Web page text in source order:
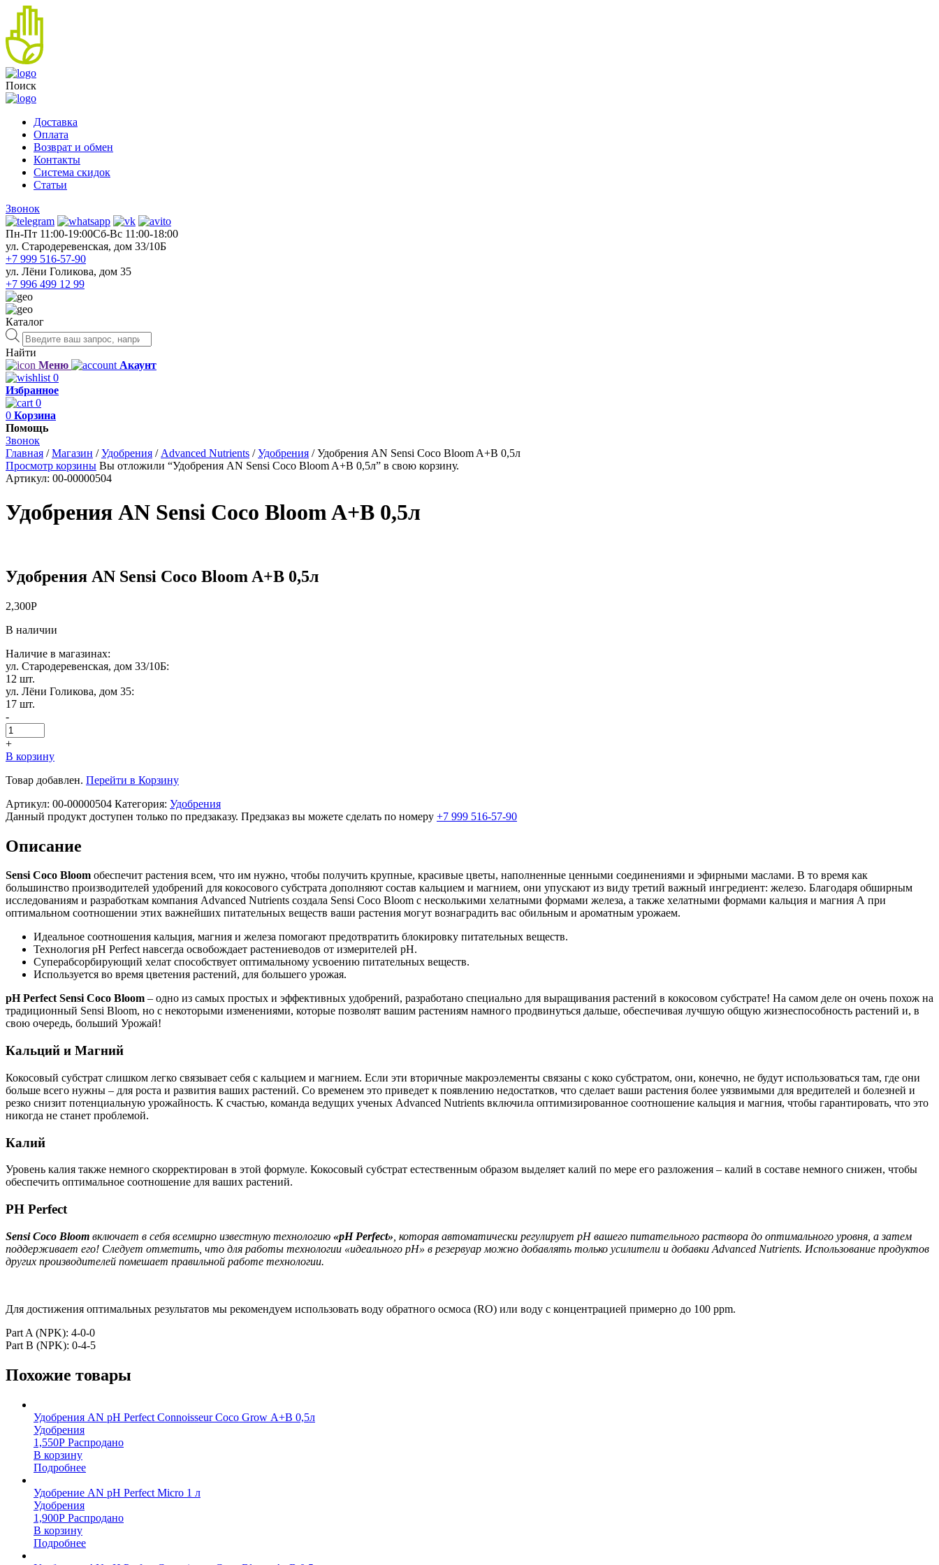
Поиск
Доставка
Оплата
Возврат и обмен
Контакты
Система скидок
Статьи
Звонок
Пн-Пт 11:00-19:00Cб-Вс 11:00-18:00
ул. Стародеревенская, дом 33/10Б
+7 999 516-57-90
ул. Лёни Голикова, дом 35
+7 996 499 12 99
Каталог
Поиск
товаров
Найти
Меню
Акаунт
0
Избранное
0
0 Корзина
Помощь
Звонок
Главная /Магазин /Удобрения / Advanced Nutrients /Удобрения /Удобрения AN Sensi Coco Bloom A+B 0,5л
Просмотр корзины Вы отложили “Удобрения AN Sensi Coco Bloom A+B 0,5л” в свою корзину.
Артикул: 00-00000504
Удобрения AN Sensi Coco Bloom A+B 0,5л
Удобрения AN Sensi Coco Bloom A+B 0,5л
2,300Р
В наличии
Наличие в магазинах:
ул. Стародеревенская, дом 33/10Б:
12 шт.
ул. Лёни Голикова, дом 35:
17 шт.
-
+
В корзину
Товар добавлен. Перейти в Корзину
Артикул: 00-00000504 Категория: Удобрения
Данный продукт доступен только по предзаказу. Предзаказ вы можете сделать по номеру +7 999 516-57-90
Описание
Sensi Coco Bloom обеспечит растения всем, что им нужно, чтобы получить крупные, красивые цветы, наполненные ценными соединениями и эфирными маслами. В то время как
большинство производителей удобрений для кокосового субстрата дополняют состав кальцием и магнием, они упускают из виду третий важный ингредиент: железо. Благодаря обширным
исследованиям и разработкам компания Advanced Nutrients создала Sensi Coco Bloom с несколькими хелатными формами железа, а также хелатными формами кальция и магния А при
оптимальном соотношении этих важнейших питательных веществ ваши растения могут вознаградить вас обильным и ароматным урожаем.
Идеальное соотношения кальция, магния и железа помогают предотвратить блокировку питательных веществ.
Технология pH Perfect навсегда освобождает растениеводов от измерителей pH.
Суперабсорбирующий хелат способствует оптимальному усвоению питательных веществ.
Используется во время цветения растений, для большего урожая.
pH Perfect Sensi Coco Bloom – одно из самых простых и эффективных удобрений, разработано специально для выращивания растений в кокосовом субстрате! На самом деле он очень похож на
традиционный Sensi Bloom, но с некоторыми изменениями, которые позволят вашим растениям намного продвинуться дальше, обеспечивая лучшую общую жизнеспособность растений и, в
свою очередь, больший Урожай!
Кальций и Магний
Кокосовый субстрат слишком легко связывает себя с кальцием и магнием. Если эти вторичные макроэлементы связаны с коко субстратом, они, конечно, не будут использоваться там, где они
больше всего нужны – для роста и развития ваших растений. Со временем это приведет к появлению недостатков, что сделает ваши растения более уязвимыми для вредителей и болезней и
резко снизит потенциальную урожайность. К счастью, команда ведущих ученых Advanced Nutrients включила оптимизированное соотношение кальция и магния, чтобы гарантировать, что это
никогда не станет проблемой.
Калий
Уровень калия также немного скорректирован в этой формуле. Кокосовый субстрат естественным образом выделяет калий по мере его разложения – калий в составе немного снижен, чтобы
обеспечить оптимальное соотношение для ваших растений.
PH Perfect
Sensi Coco Bloom включает в себя всемирно известную технологию «pH Perfect» , которая автоматически регулирует pH вашего питательного раствора до оптимального уровня, а затем
поддерживает его! Следует отметить, что для работы технологии «идеального pH» в резервуар можно добавлять только усилители и добавки Advanced Nutrients. Использование продуктов
других производителей помешает правильной работе технологии.
Для достижения оптимальных результатов мы рекомендуем использовать воду обратного осмоса (RO) или воду с концентрацией примерно до 100 ppm.
Part A (NPK): 4-0-0
Part B (NPK): 0-4-5
Похожие товары
Удобрения AN pH Perfect Connoisseur Coco Grow А+В 0,5л
Удобрения
1,550Р Распродано
В корзину
Подробнее
Удобрение AN pH Perfect Micro 1 л
Удобрения
1,900Р Распродано
В корзину
Подробнее